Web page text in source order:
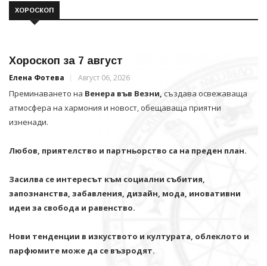
ХОРОСКОП
Хороскоп за 7 август
Елена Фотева Август 06, 2026
Преминаването на Венера във Везни, създава освежаваща
атмосфера на хармония и новост, обещаваща приятни
изненади.
Любов, приятелство и партньорство са на преден план.
Засилва се интересът към социални събития,
запознанства, забавления, дизайн, мода, иновативни
идеи за свобода и равенство.
Нови тенденции в изкуството и културата, облеклото и
парфюмите може да се възродят.